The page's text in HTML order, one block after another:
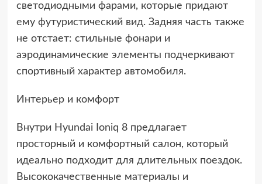
светодиодными фарами, которые придают
ему футуристический вид. Задняя часть также
не отстает: стильные фонари и
аэродинамические элементы подчеркивают
спортивный характер автомобиля.
Интерьер и комфорт
Внутри Hyundai Ioniq 8 предлагает
просторный и комфортный салон, который
идеально подходит для длительных поездок.
Высококачественные материалы и